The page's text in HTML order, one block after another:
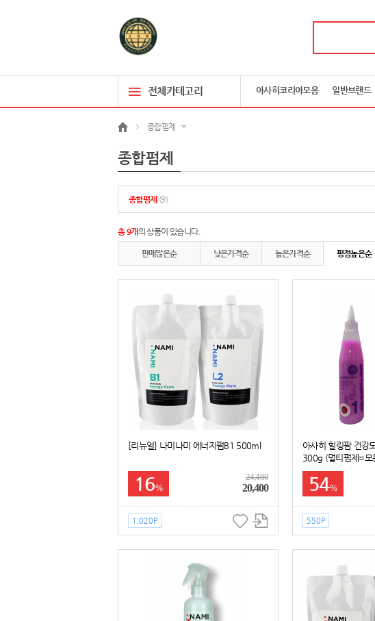
전체카테고리 아사히코리아모음 일반브랜드
종합펌제
종합펌제
종합펌제 (9)
총 9개의 상품이 있습니다.
판매많은순 낮은가격순 높은가격순 평점높은순
[리뉴얼] 나미나미 에너지펌B1 500ml
16%
24,480
20,400
1,020P
아사히 힐링팜 건강
300g (멀티펌제=모
54%
550P